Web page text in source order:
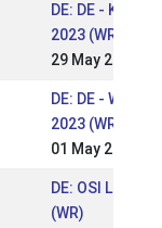
DE: DE -
2023 (WR)
29 May 2023
DE: DE -
2023 (WR)
01 May 2023
DE: OSI
(WR)